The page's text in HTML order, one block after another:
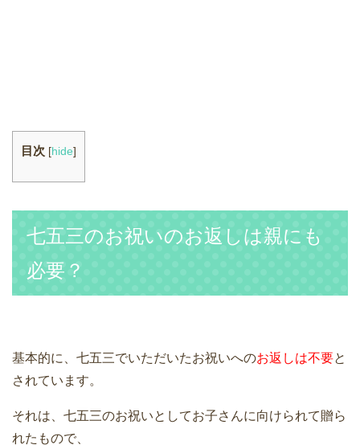
目次 [hide]
七五三のお祝いのお返しは親にも
必要？
基本的に、七五三でいただいたお祝いへのお返しは不要と
されています。
それは、七五三のお祝いとしてお子さんに向けられて贈ら
れたもので、